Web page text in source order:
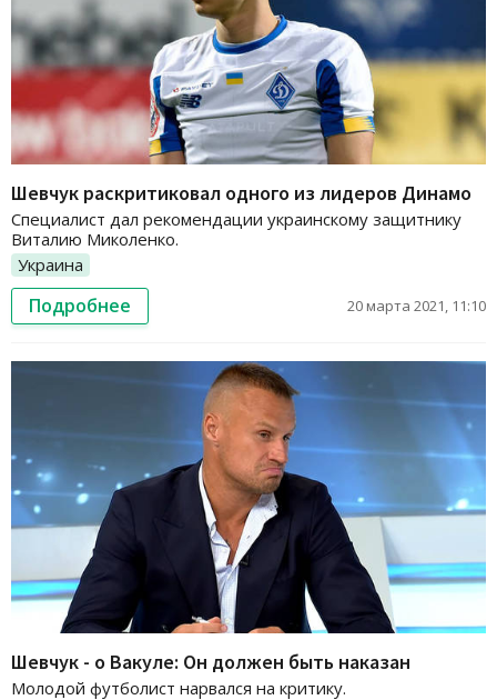
Шевчук раскритиковал одного из лидеров Динамо
Специалист дал рекомендации украинскому защитнику
Виталию Миколенко.
Украина
Подробнее 20 марта 2021, 11:10
Шевчук - о Вакуле: Он должен быть наказан
Молодой футболист нарвался на критику.